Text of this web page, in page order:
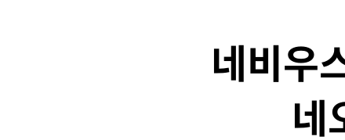
네비우
네